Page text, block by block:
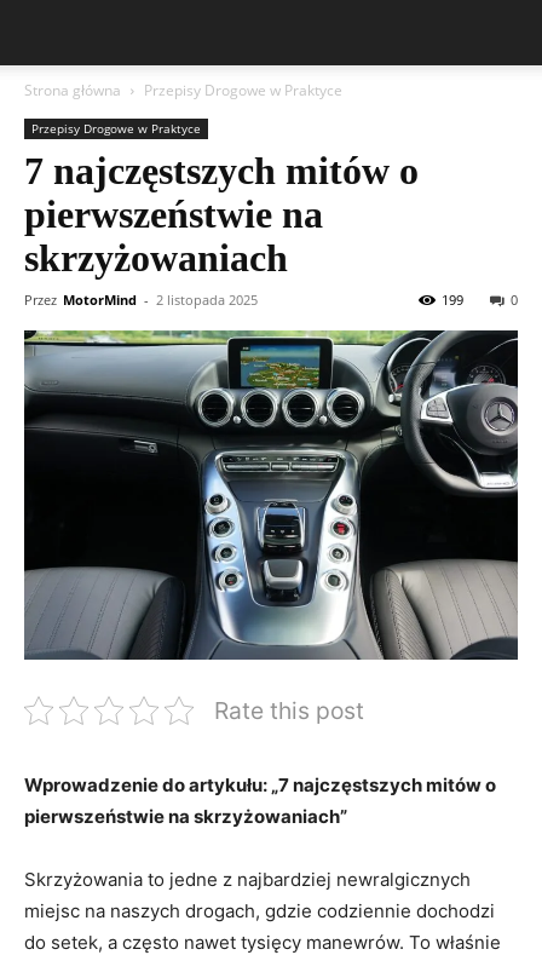
Strona główna Przepisy Drogowe w Praktyce
Przepisy Drogowe w Praktyce
7 najczęstszych mitów o
pierwszeństwie na
skrzyżowaniach
Przez MotorMind - 2 listopada 2025 0
199
Rate this post
Wprowadzenie do artykułu: „7 najczęstszych mitów o
pierwszeństwie na skrzyżowaniach”
Skrzyżowania to jedne z najbardziej newralgicznych
miejsc na naszych drogach, gdzie codziennie dochodzi
do setek, a często nawet tysięcy manewrów. To właśnie